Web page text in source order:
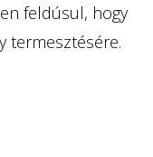
feldúsul, hogy
termesztésére.